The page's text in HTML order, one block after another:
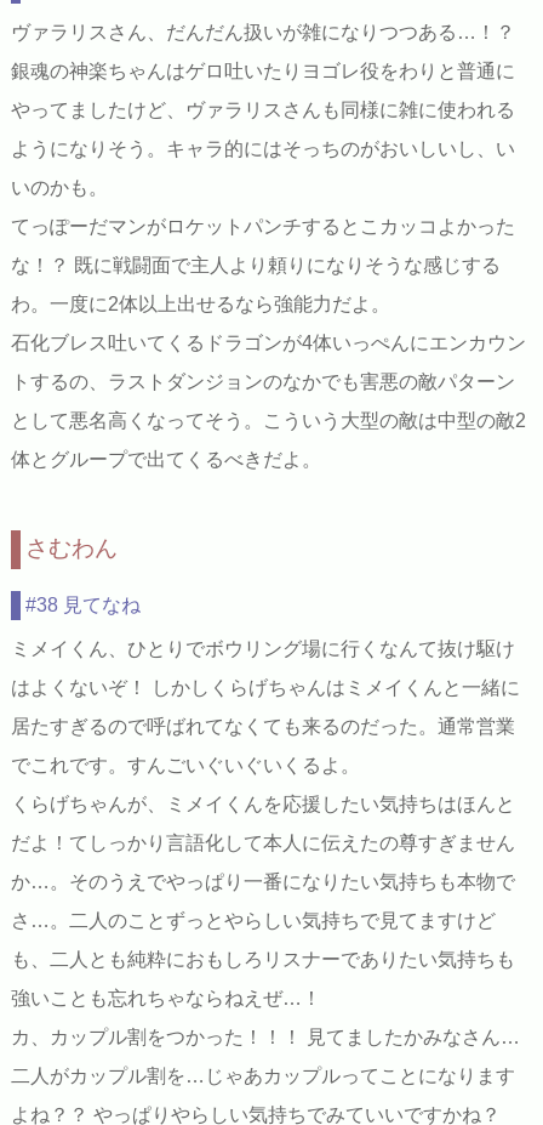
ヴァラリスさん、だんだん扱いが雑になりつつある…！？
銀魂の神楽ちゃんはゲロ吐いたりヨゴレ役をわりと普通に
やってましたけど、ヴァラリスさんも同様に雑に使われる
ようになりそう。キャラ的にはそっちのがおいしいし、い
いのかも。
てっぽーだマンがロケットパンチするとこカッコよかった
な！？ 既に戦闘面で主人より頼りになりそうな感じする
わ。一度に2体以上出せるなら強能力だよ。
石化ブレス吐いてくるドラゴンが4体いっぺんにエンカウン
トするの、ラストダンジョンのなかでも害悪の敵パターン
として悪名高くなってそう。こういう大型の敵は中型の敵2
体とグループで出てくるべきだよ。
さむわん
#38 見てなね
ミメイくん、ひとりでボウリング場に行くなんて抜け駆け
はよくないぞ！ しかしくらげちゃんはミメイくんと一緒に
居たすぎるので呼ばれてなくても来るのだった。通常営業
でこれです。すんごいぐいぐいくるよ。
くらげちゃんが、ミメイくんを応援したい気持ちはほんと
だよ！てしっかり言語化して本人に伝えたの尊すぎません
か…。そのうえでやっぱり一番になりたい気持ちも本物で
さ…。二人のことずっとやらしい気持ちで見てますけど
も、二人とも純粋におもしろリスナーでありたい気持ちも
強いことも忘れちゃならねえぜ…！
カ、カップル割をつかった！！！ 見てましたかみなさん…
二人がカップル割を…じゃあカップルってことになります
よね？？ やっぱりやらしい気持ちでみていいですかね？